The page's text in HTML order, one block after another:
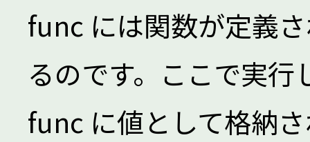
func には関数が定義
るのです。ここで実
func に値として格納